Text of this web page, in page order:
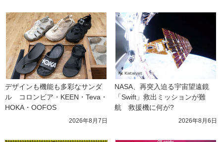
デザインも機能も多彩なサンダ
ル　コロンビア・KEEN・Teva・
HOKA・OOFOS
2026年8月7日
NASA、再突入迫る宇宙望遠鏡
「Swift」救出ミッションが難
航　救援機に何が?
2026年8月6日